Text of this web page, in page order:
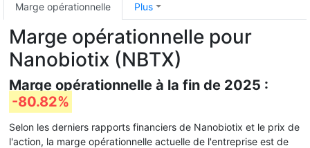
Marge opérationnelle Plus
Marge opérationnelle pour
Nanobiotix (NBTX)
Marge opérationnelle à la fin de 2025 :
-80.82%
Selon les derniers rapports financiers de Nanobiotix et le prix de
l'action, la marge opérationnelle actuelle de l'entreprise est de